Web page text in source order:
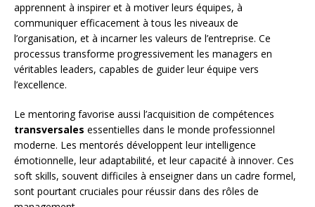
apprennent à inspirer et à motiver leurs équipes, à
communiquer efficacement à tous les niveaux de
l’organisation, et à incarner les valeurs de l’entreprise. Ce
processus transforme progressivement les managers en
véritables leaders, capables de guider leur équipe vers
l’excellence.
Le mentoring favorise aussi l’acquisition de compétences
transversales essentielles dans le monde professionnel
moderne. Les mentorés développent leur intelligence
émotionnelle, leur adaptabilité, et leur capacité à innover. Ces
soft skills, souvent difficiles à enseigner dans un cadre formel,
sont pourtant cruciales pour réussir dans des rôles de